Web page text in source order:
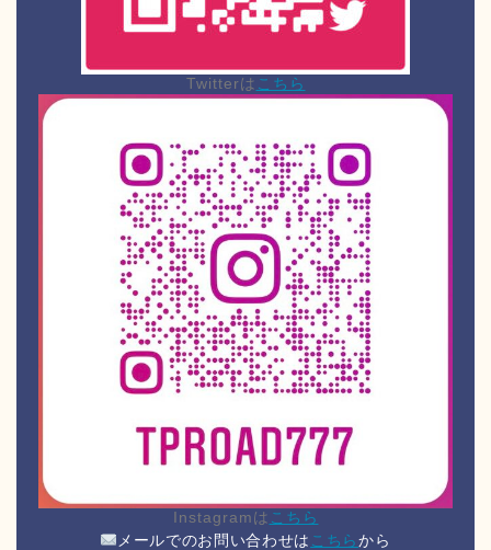
Twitterは こちら
Instagramは こちら
メールでのお問い合わせは こちらから